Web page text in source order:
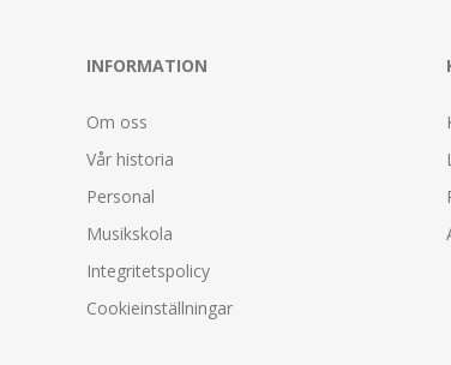
INFORMATION
Om oss
Vår historia
Personal
Musikskola
Integritetspolicy
Cookieinställningar